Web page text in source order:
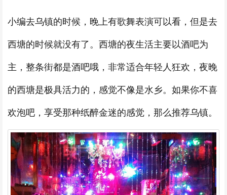
小编去乌镇的时候，晚上有歌舞表演可以看，但是去
西塘的时候就没有了。西塘的夜生活主要以酒吧为
主，整条街都是酒吧哦，非常适合年轻人狂欢，夜晚
的西塘是极具活力的，感觉不像是水乡。如果你不喜
欢泡吧，享受那种纸醉金迷的感觉，那么推荐乌镇。